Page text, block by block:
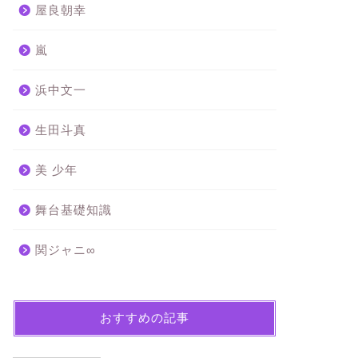
屋良朝幸
嵐
浜中文一
生田斗真
美 少年
舞台基礎知識
関ジャニ∞
おすすめの記事